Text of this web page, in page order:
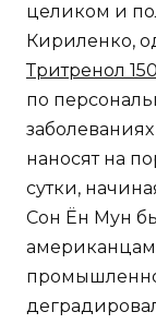
целиком и
Кириленко,
Тритренол
по
наносят на
сутки,
Сон Ён Мун